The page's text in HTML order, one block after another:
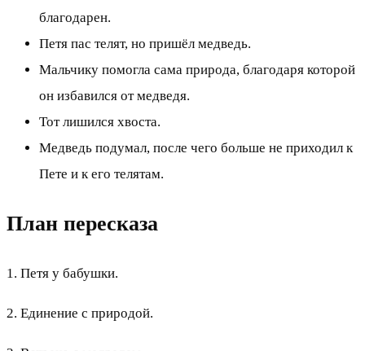
благодарен.
Петя пас телят, но пришёл медведь.
Мальчику помогла сама природа, благодаря которой
он избавился от медведя.
Тот лишился хвоста.
Медведь подумал, после чего больше не приходил к
Пете и к его телятам.
План пересказа
1. Петя у бабушки.
2. Единение с природой.